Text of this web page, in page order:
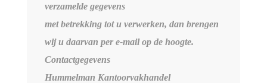
verzamelde gegevens
met betrekking tot u verwerken, dan brengen
wij u daarvan per e-mail op de hoogte.
Contactgegevens
Hummelman Kantoorvakhandel